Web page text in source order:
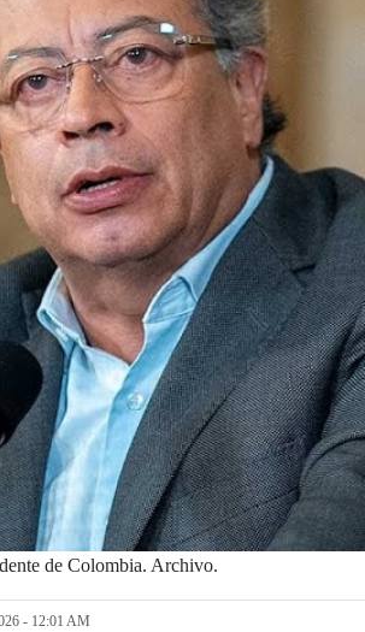
de Colombia. Archivo.
- 12:01 AM